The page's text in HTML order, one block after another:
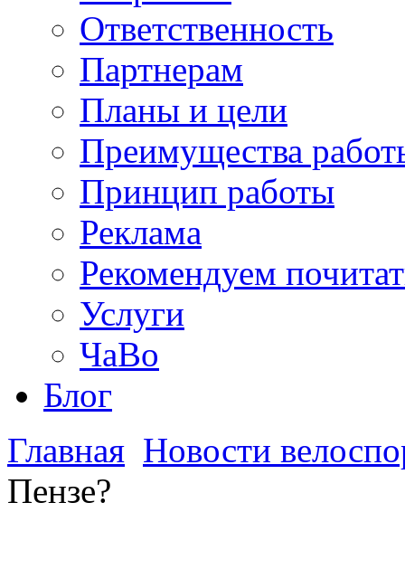
Ответственность
Партнерам
Планы и цели
Преимущества
Принцип работы
Реклама
Рекомендуем
Услуги
ЧаВо
Блог
Главная Новости
Пензе?